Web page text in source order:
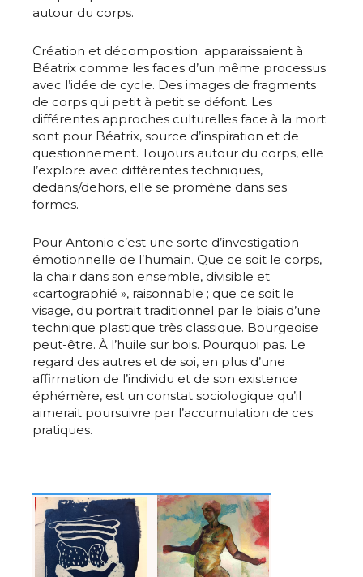
Adresse email*
Nom
Prénom
Adresse email*
autour du corps.
Création et décomposition apparaissaient à
Béatrix comme les faces d’un même processus
avec l’idée de cycle. Des images de fragments
de corps qui petit à petit se défont. Les
différentes approches culturelles face à la mort
sont pour Béatrix, source d’inspiration et de
questionnement. Toujours autour du corps, elle
l’explore avec différentes techniques,
dedans/dehors, elle se promène dans ses
formes.
Pour Antonio c’est une sorte d’investigation
émotionnelle de l’humain. Que ce soit le corps,
la chair dans son ensemble, divisible et
«cartographié », raisonnable ; que ce soit le
visage, du portrait traditionnel par le biais d’une
technique plastique très classique. Bourgeoise
peut-être. À l’huile sur bois. Pourquoi pas. Le
regard des autres et de soi, en plus d’une
affirmation de l’individu et de son existence
éphémère, est un constat sociologique qu’il
aimerait poursuivre par l’accumulation de ces
pratiques.